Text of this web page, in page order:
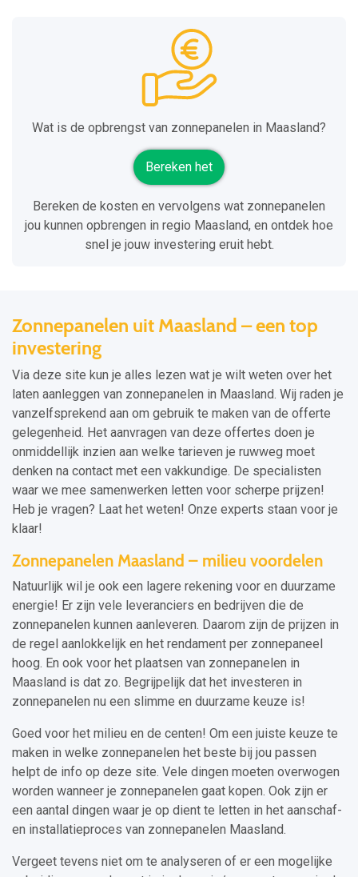
Wat is de opbrengst van zonnepanelen in Maasland?
Bereken het
Bereken de kosten en vervolgens wat zonnepanelen
jou kunnen opbrengen in regio Maasland, en ontdek hoe
snel je jouw investering eruit hebt.
Zonnepanelen uit Maasland – een top
investering
Via deze site kun je alles lezen wat je wilt weten over het
laten aanleggen van zonnepanelen in Maasland. Wij raden je
vanzelfsprekend aan om gebruik te maken van de offerte
gelegenheid. Het aanvragen van deze offertes doen je
onmiddellijk inzien aan welke tarieven je ruwweg moet
denken na contact met een vakkundige. De specialisten
waar we mee samenwerken letten voor scherpe prijzen!
Heb je vragen? Laat het weten! Onze experts staan voor je
klaar!
Zonnepanelen Maasland – milieu voordelen
Natuurlijk wil je ook een lagere rekening voor en duurzame
energie! Er zijn vele leveranciers en bedrijven die de
zonnepanelen kunnen aanleveren. Daarom zijn de prijzen in
de regel aanlokkelijk en het rendament per zonnepaneel
hoog. En ook voor het plaatsen van zonnepanelen in
Maasland is dat zo. Begrijpelijk dat het investeren in
zonnepanelen nu een slimme en duurzame keuze is!
Goed voor het milieu en de centen! Om een juiste keuze te
maken in welke zonnepanelen het beste bij jou passen
helpt de info op deze site. Vele dingen moeten overwogen
worden wanneer je zonnepanelen gaat kopen. Ook zijn er
een aantal dingen waar je op dient te letten in het aanschaf-
en installatieproces van zonnepanelen Maasland.
Vergeet tevens niet om te analyseren of er een mogelijke